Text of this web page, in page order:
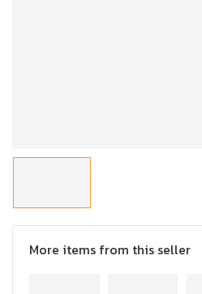
More items from this seller